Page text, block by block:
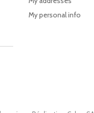
My personal info